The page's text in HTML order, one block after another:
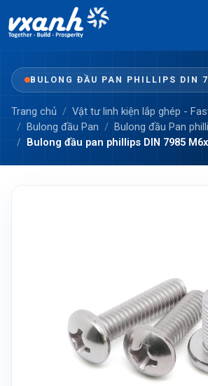
BULONG ĐẦU PAN PHILLIPS DIN
Trang chủ
Vật tư linh kiện lắp ghép -
Bulong đầu Pan
Bulong đầu Pan
Bulong đầu pan phillips DIN 7985